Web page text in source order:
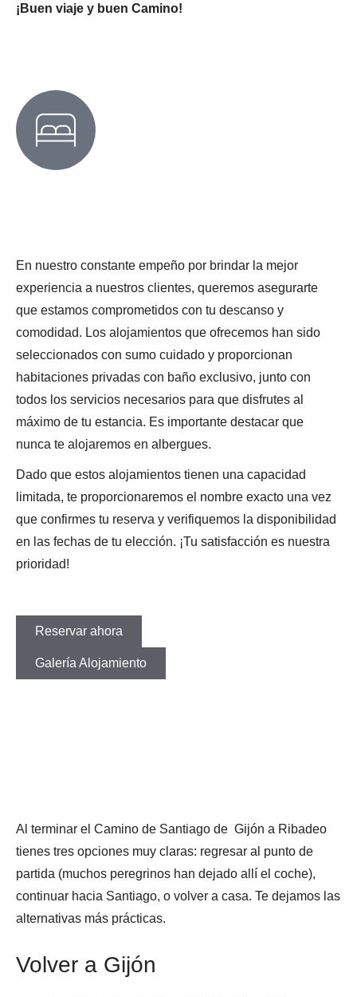
¡Buen viaje y buen Camino!
En nuestro constante empeño por brindar la mejor
experiencia a nuestros clientes, queremos asegurarte
que estamos comprometidos con tu descanso y
comodidad. Los alojamientos que ofrecemos han sido
seleccionados con sumo cuidado y proporcionan
habitaciones privadas con baño exclusivo, junto con
todos los servicios necesarios para que disfrutes al
máximo de tu estancia. Es importante destacar que
nunca te alojaremos en albergues.
Dado que estos alojamientos tienen una capacidad
limitada, te proporcionaremos el nombre exacto una vez
que confirmes tu reserva y verifiquemos la disponibilidad
en las fechas de tu elección. ¡Tu satisfacción es nuestra
prioridad!
Reservar ahora
Galería Alojamiento
Al terminar el Camino de Santiago de Gijón a Ribadeo
tienes tres opciones muy claras: regresar al punto de
partida (muchos peregrinos han dejado allí el coche),
continuar hacia Santiago, o volver a casa. Te dejamos las
alternativas más prácticas.
Volver a Gijón